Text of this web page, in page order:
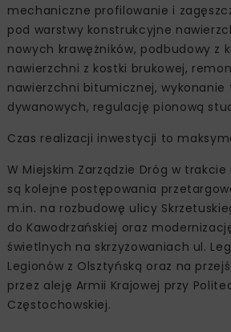
mechaniczne profilowanie i
pod warstwy konstrukcyjne
nowych krawężników, podbudowy z
nawierzchni z kostki brukowej,
nawierzchni bitumicznej, wykonanie
dywanowych, regulację pionową
Czas realizacji inwestycji to
W Miejskim Zarządzie Dróg w
są kolejne postępowania
m.in. na rozbudowę ulicy
do Kawodrzańskiej oraz
świetlnych na skrzyżowaniach ul.
Legionów z Olsztyńską oraz na
przez aleję Armii Krajowej przy
Częstochowskiej.